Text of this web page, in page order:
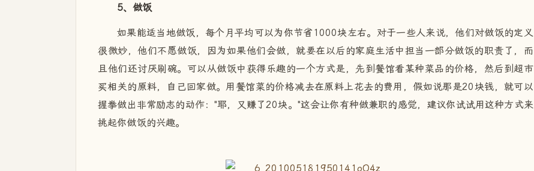
5、做饭
如果能适当地做饭，每个月平均可以为你节省1000块左右。对于一些人来说，他们对做饭的定义
很微妙，他们不愿做饭，因为如果他们会做，就要在以后的家庭生活中担当一部分做饭的职责了，而
且他们还讨厌刷碗。可以从做饭中获得乐趣的一个方式是，先到餐馆看某种菜品的价格，然后到超市
买相关的原料，自己回家做。用餐馆菜的价格减去在原料上花去的费用，假如说那是20块钱，就可以
握拳做出非常励志的动作："耶，又赚了20块。"这会让你有种做兼职的感觉，建议你试试用这种方式来
挑起你做饭的兴趣。